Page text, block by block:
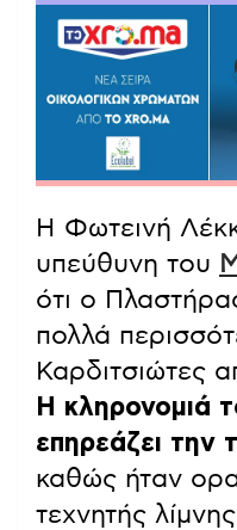
Η Φωτεινή
υπεύθυνη του
ότι ο
πολλά
Καρδιτσιώτες
Η κληρονομιά
επηρεάζει την
καθώς ήταν
τεχνητής